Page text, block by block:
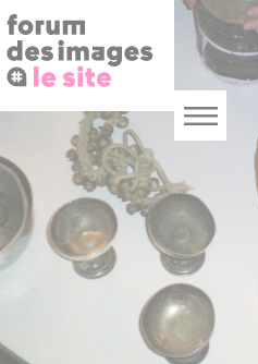
Panneau de gestion des cookies
au
contenu
principal
Menu